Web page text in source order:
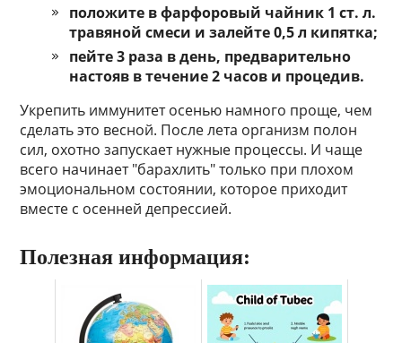
положите в фарфоровый чайник 1 ст. л.
травяной смеси и залейте 0,5 л кипятка;
пейте 3 раза в день, предварительно
настояв в течение 2 часов и процедив.
Укрепить иммунитет осенью намного проще, чем
сделать это весной. После лета организм полон
сил, охотно запускает нужные процессы. И чаще
всего начинает "барахлить" только при плохом
эмоциональном состоянии, которое приходит
вместе с осенней депрессией.
Полезная информация: